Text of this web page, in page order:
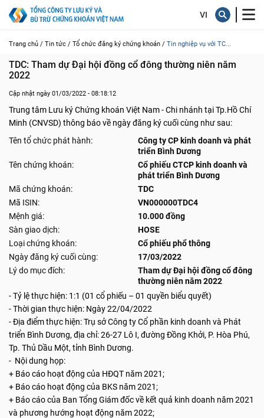
Trang chủ / Tin tức / Tổ chức đăng ký chứng khoán / Tin nghiệp vụ với TC...
TDC: Tham dự Đại hội đồng cổ đông thường niên năm
2022
Cập nhật ngày 01/03/2022 - 08:18:12
Trung tâm Lưu ký Chứng khoán Việt Nam - Chi nhánh tại Tp.Hồ Chí
Minh (CNVSD) thông báo về ngày đăng ký cuối cùng như sau:
Tên tổ chức phát hành:
Công ty CP kinh doanh và phát
triển Bình Dương
Tên chứng khoán:
Cổ phiếu CTCP kinh doanh và
phát triển Bình Dương
Mã chứng khoán:
TDC
Mã ISIN:
VN000000TDC4
Mệnh giá:
10.000 đồng
Sàn giao dịch:
HOSE
Loại chứng khoán:
Cổ phiếu phổ thông
Ngày đăng ký cuối cùng:
17/03/2022
Lý do mục đích:
Tham dự Đại hội đồng cổ đông
thường niên năm 2022
- Tỷ lệ thực hiện: 1:1 (01 cổ phiếu – 01 quyền biểu quyết)
- Thời gian thực hiện: Ngày 22/04/2022
- Địa điểm thực hiện: Trụ sở Công ty Cổ phần kinh doanh và Phát
triển Bình Dương, địa chỉ: 26-27 Lô I, đường Đồng Khởi, P. Hòa Phú,
Tp. Thủ Dầu Một, tỉnh Bình Dương.
- Nội dung họp:
+ Báo cáo hoạt động của HĐQT năm 2021;
+ Báo cáo hoạt động của BKS năm 2021;
+ Báo cáo của Ban Tổng Giám đốc về kết quả kinh doanh năm 2021
và phương hướng hoạt động năm 2022;